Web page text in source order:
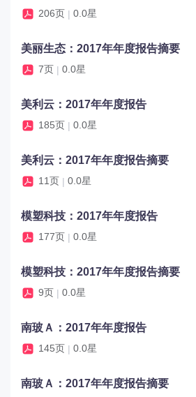
206页 | 0.0星
美丽生态：2017年年度报告摘要
7页 | 0.0星
美利云：2017年年度报告
185页 | 0.0星
美利云：2017年年度报告摘要
11页 | 0.0星
模塑科技：2017年年度报告
177页 | 0.0星
模塑科技：2017年年度报告摘要
9页 | 0.0星
南玻Ａ：2017年年度报告
145页 | 0.0星
南玻Ａ：2017年年度报告摘要